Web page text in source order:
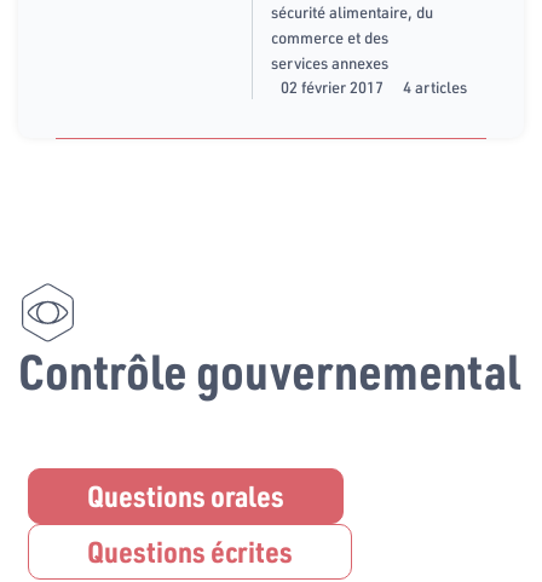
sécurité alimentaire, du
commerce et des
services annexes
02 février 2017
4 articles
Contrôle gouvernemental
Questions orales
Questions écrites